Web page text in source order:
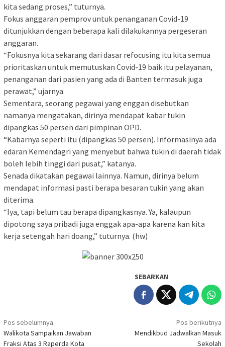
kita sedang proses,” tuturnya.
Fokus anggaran pemprov untuk penanganan Covid-19
ditunjukkan dengan beberapa kali dilakukannya pergeseran
anggaran.
“Fokusnya kita sekarang dari dasar refocusing itu kita semua
prioritaskan untuk memutuskan Covid-19 baik itu pelayanan,
penanganan dari pasien yang ada di Banten termasuk juga
perawat,” ujarnya.
Sementara, seorang pegawai yang enggan disebutkan
namanya mengatakan, dirinya mendapat kabar tukin
dipangkas 50 persen dari pimpinan OPD.
“Kabarnya seperti itu (dipangkas 50 persen). Informasinya ada
edaran Kemendagri yang menyebut bahwa tukin di daerah tidak
boleh lebih tinggi dari pusat,” katanya.
Senada dikatakan pegawai lainnya. Namun, dirinya belum
mendapat informasi pasti berapa besaran tukin yang akan
diterima.
“Iya, tapi belum tau berapa dipangkasnya. Ya, kalaupun
dipotong saya pribadi juga enggak apa-apa karena kan kita
kerja setengah hari doang,” tuturnya. (hw)
SEBARKAN
Navigasi
pos
Pos sebelumnya
Walikota Sampaikan Jawaban
Fraksi Atas 3 Raperda Kota
Pos berikutnya
Mendikbud Jadwalkan Masuk
Sekolah